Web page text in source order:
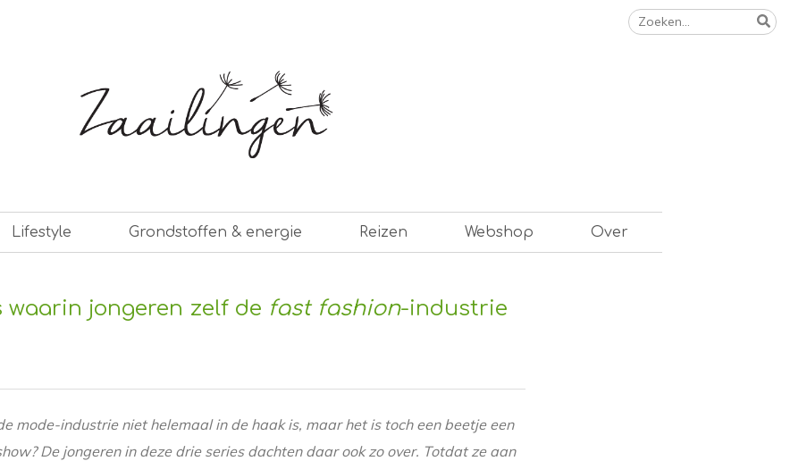
Zoeken
naar:
Lifestyle Grondstoffen & energie Reizen Webshop Over
waarin jongeren zelf de fast fashion-industrie
mode-industrie niet helemaal in de haak is, maar het is toch een beetje een
De jongeren in deze drie series dachten daar ook zo over. Totdat ze aan